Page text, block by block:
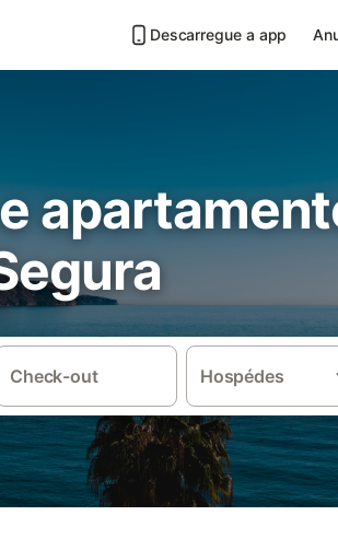
Descarregue a app
Check-out Hospédes